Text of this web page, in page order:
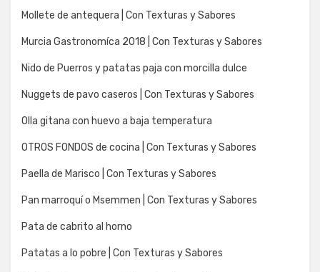
Mollete de antequera | Con Texturas y Sabores
Murcia Gastronomíca 2018 | Con Texturas y Sabores
Nido de Puerros y patatas paja con morcilla dulce
Nuggets de pavo caseros | Con Texturas y Sabores
Olla gitana con huevo a baja temperatura
OTROS FONDOS de cocina | Con Texturas y Sabores
Paella de Marisco | Con Texturas y Sabores
Pan marroquí o Msemmen | Con Texturas y Sabores
Pata de cabrito al horno
Patatas a lo pobre | Con Texturas y Sabores